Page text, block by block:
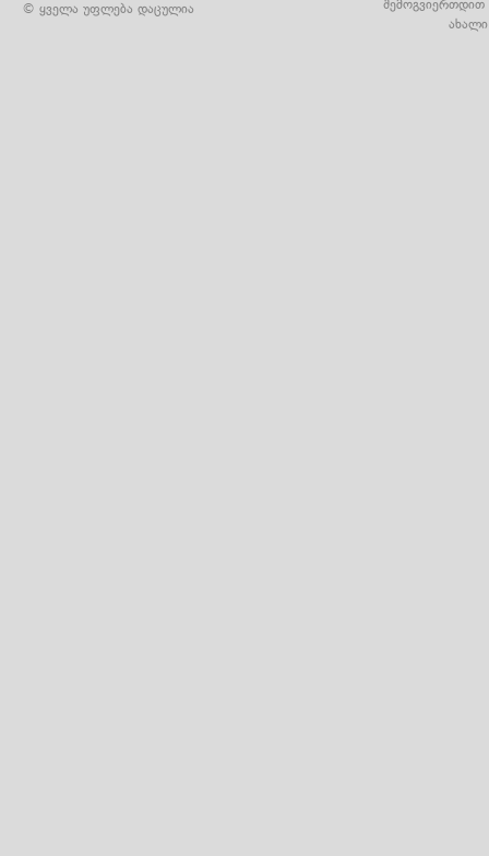
© ყველა უფლება დაცულია
შემოგვიერთდით
ახალი